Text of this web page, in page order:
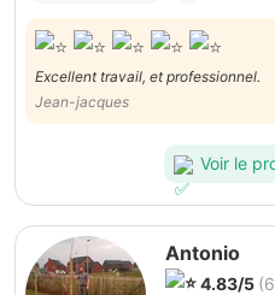
Excellent travail, et professionnel.
Jean-jacques
Voir le
Antonio
4.83/5